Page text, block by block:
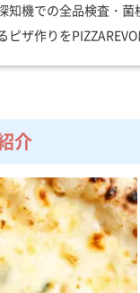
知機での全品検査・
ピザ作りをPIZZAREVO
介